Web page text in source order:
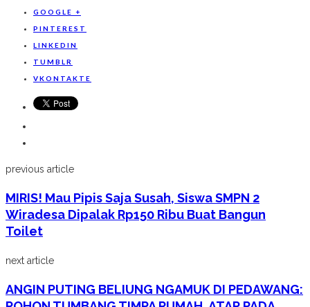
GOOGLE +
PINTEREST
LINKEDIN
TUMBLR
VKONTAKTE
previous article
MIRIS! Mau Pipis Saja Susah, Siswa SMPN 2
Wiradesa Dipalak Rp150 Ribu Buat Bangun
Toilet
next article
ANGIN PUTING BELIUNG NGAMUK DI PEDAWANG: